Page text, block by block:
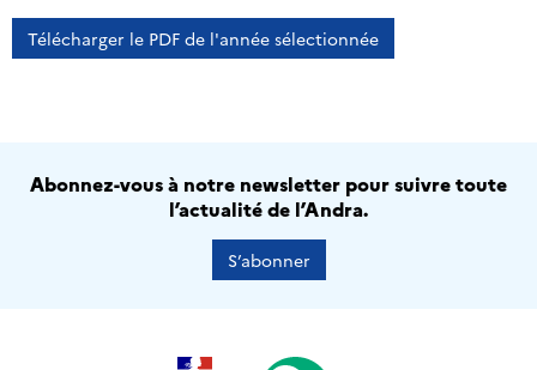
Télécharger le PDF de l'année sélectionnée
Abonnez-vous à notre newsletter pour suivre toute
l’actualité de l’Andra.
S’abonner